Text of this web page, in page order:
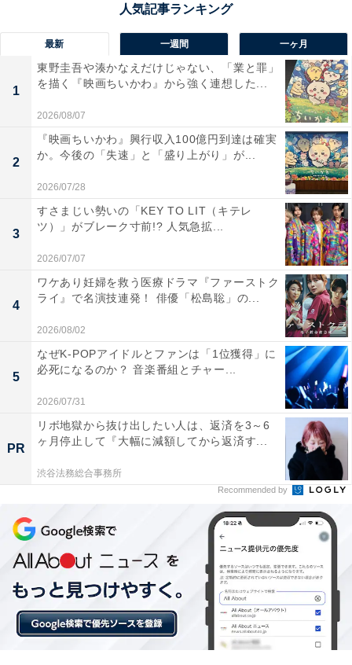
『シン・ゴジラ』は5年前に発生した東日本大震災の影
響を強く感じられる、ゴジラという怪獣を災害のメタフ
ァーとして読み解ける内容でした。くしくも『フロント
ライン』もまた、2020年2月に起きた「ダイヤモンド・
プリンセス号」での新型コロナ集団感染から、ちょうど
5年後のタイミングで公開されています。
2025年現在、少しずつ記憶が薄れつつある
「あの時」の
出来事を、​​​​​​「5年後の今」に思い返すという意義もあり
ます。かつ、この『フロントライン』を通して、当時の
ニュースや記事だけでは知りえなかった、「事態の最前
線（フロントライン）で戦う人たち」の姿を追うことが
できるという点も、本作の大きな魅力です。
『シン・ゴジラ』の魅力を「実話ベースで打ち出した」
のが、この『フロントライン』という言い方もできるで
しょう。
最新 一週間 一ヶ月
1
東野圭吾や湊かなえだけじゃない、「業と罪」
を描く『映画ちいかわ』から強く連想した...
2026/08/07
2
『映画ちいかわ』興行収入100億円到達は確実
か。今後の「失速」と「盛り上がり」が...
2026/07/28
3
すさまじい勢いの「KEY TO LIT（キテレ
ツ）」がブレーク寸前!? 人気急拡...
2026/07/07
4
ワケあり妊婦を救う医療ドラマ『ファーストク
ライ』で名演技連発！ 俳優「松島聡」の...
2026/08/02
5
なぜK-POPアイドルとファンは「1位獲得」に
必死になるのか？ 音楽番組とチャー...
2026/07/31
PR
リボ地獄から抜け出したい人は、返済を3～6
ヶ月停止して『大幅に減額してから返済す...
渋谷法務総合事務所
Recommended by